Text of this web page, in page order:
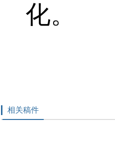
化。
相关稿件